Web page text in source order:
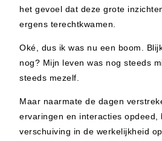
het gevoel dat deze grote
ergens terechtkwamen.
Oké, dus ik was nu een boom.
nog? Mijn leven was nog steeds
steeds mezelf.
Maar naarmate de dagen
ervaringen en interacties opdeed,
verschuiving in de werkelijkheid